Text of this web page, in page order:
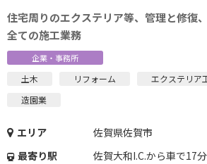
住宅周りのエクステリア等、管理と修復
全ての施工業務
企業・事務所
土木 リフォーム エクステリア
造園業
エリア
佐賀県佐賀市
最寄り駅
佐賀大和I.C.から車で17分